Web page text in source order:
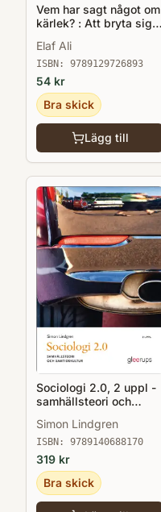
Vem har sagt något om
kärlek? : Att bryta sig
Elaf Ali
ISBN: 9789129726893
54 kr
Bra skick
Lägg till
Sociologi 2.0, 2 uppl -
samhällsteori och
Simon Lindgren
ISBN: 9789140688170
319 kr
Bra skick